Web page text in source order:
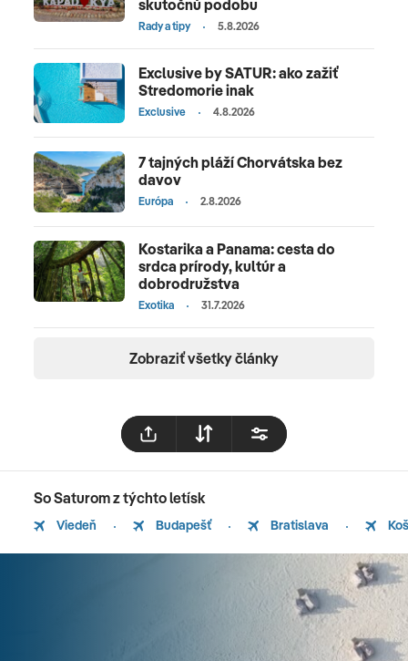
skutočnú podobu
Rady a tipy 5.8.2026
Exclusive by SATUR: ako zažiť
Stredomorie inak
Exclusive 4.8.2026
7 tajných pláží Chorvátska bez
davov
Európa 2.8.2026
Kostarika a Panama: cesta do
srdca prírody, kultúr a
dobrodružstva
Exotika 31.7.2026
Zobraziť všetky články
So Saturom z týchto letísk
Viedeň Budapešť Bratislava